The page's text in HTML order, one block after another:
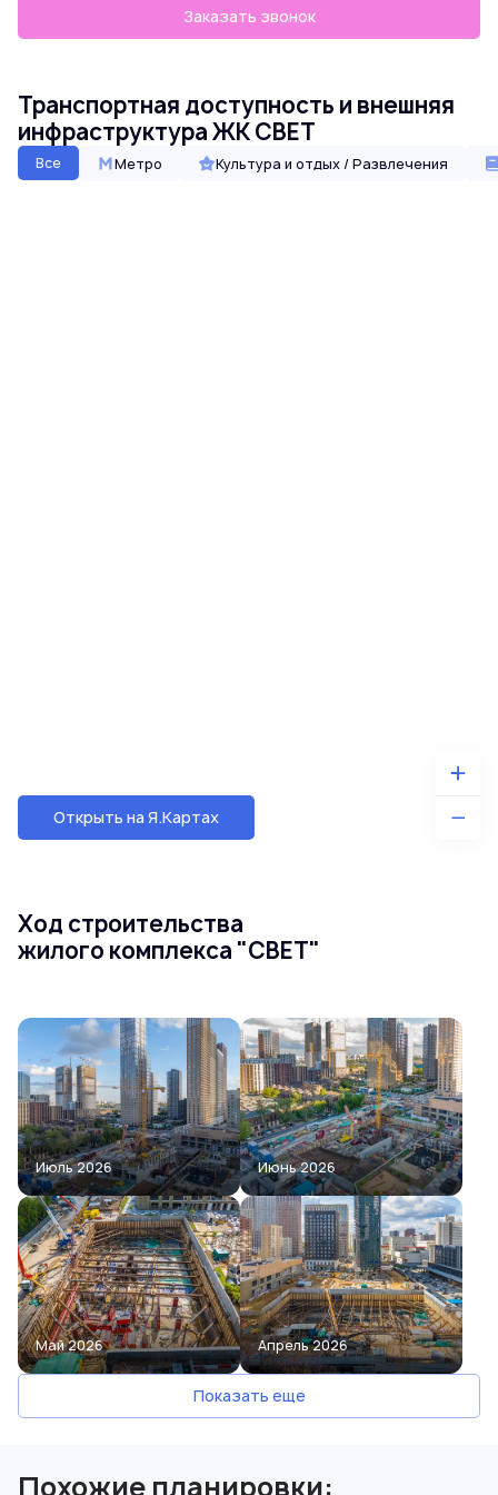
Заказать звонок
Транспортная доступность и внешняя
инфраструктура ЖК СВЕТ
Все Метро Культура и отдых / Развлечения
Открыть на Я.Картах
Ход строительства
жилого комплекса "СВЕТ"
Июль 2026 Июнь 2026
Май 2026 Апрель 2026
Показать еще
Похожие планировки: